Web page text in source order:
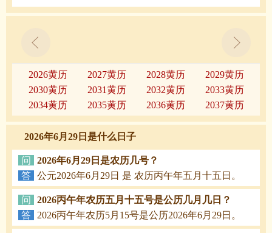
2026黄历 2027黄历 2028黄历
2029黄历
2030黄历
2031黄历 2032黄历
2033黄历
2034黄历
2035黄历 2036黄历 2037黄历
2026年6月29日是什么日子
问
2026年6月29日是农历几号？
答 公元2026年6月29日 是 农历丙午年五月十五日。
问
2026丙午年农历五月十五号是公历几月几日？
答
2026丙午年农历5月15号是公历2026年6月29日。